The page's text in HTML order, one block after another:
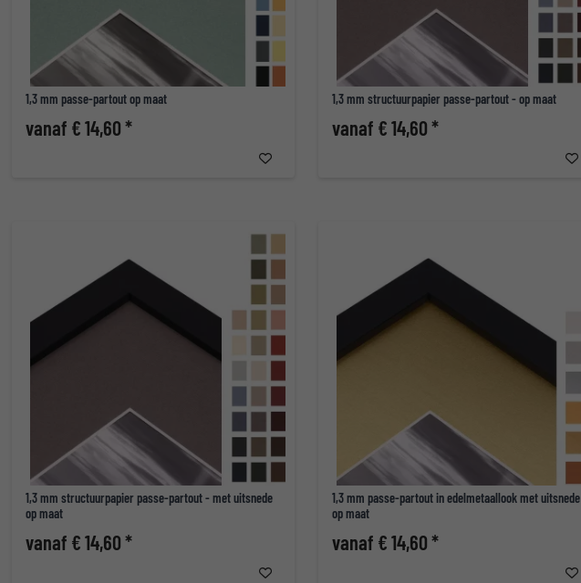
1,3 mm passe-partout op maat
vanaf € 14,60 *
1,3 mm structuurpapier passe-partout - op maat
vanaf € 14,60 *
1,3 mm structuurpapier passe-partout - met uitsnede
op maat
vanaf € 14,60 *
1,3 mm passe-partout in edelmetaallook met uitsnede
op maat
vanaf € 14,60 *